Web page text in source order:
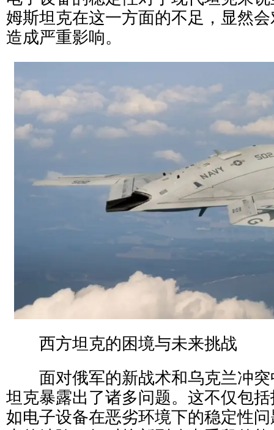
姆斯坦克在这一方面的不足，显然
造成严重影响。
西方坦克的困境与未来挑战
面对俄军的新战术和乌克兰冲突
坦克暴露出了诸多问题。这不仅包
如电子设备在恶劣环境下的稳定性